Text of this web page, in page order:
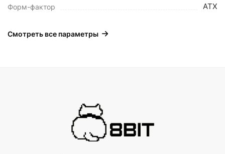
Форм-фактор ATX
Смотреть все параметры